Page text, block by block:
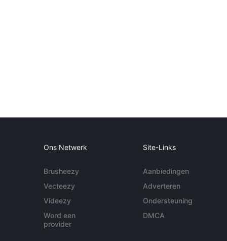
Ons Netwerk
Brusheezy
Vecteezy
Videezy
Word een
provider
Site-Links
Aanbiedingen
Adverteren
Ondersteuning
DMCA